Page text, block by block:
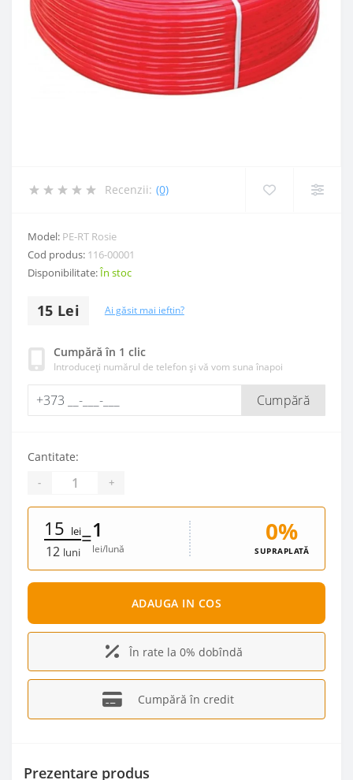
Recenzii: (0)
Model: PE-RT Rosie
Cod produs: 116-00001
Disponibilitate:În stoc
15 Lei Ai găsit mai ieftin?
Cumpără în 1 clic
Introduceți numărul de telefon și vă vom suna înapoi
Cumpără
Cantitate:
- +
15 lei
12 luni
=1
lei/lună
0%
SUPRAPLATĂ
ADAUGA IN COS
În rate la 0% dobîndă
Cumpără în credit
Prezentare produs